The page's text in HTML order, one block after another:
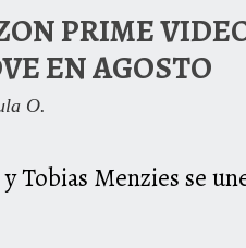
PRIME
EN AGOSTO
O.
Tobias Menzies se